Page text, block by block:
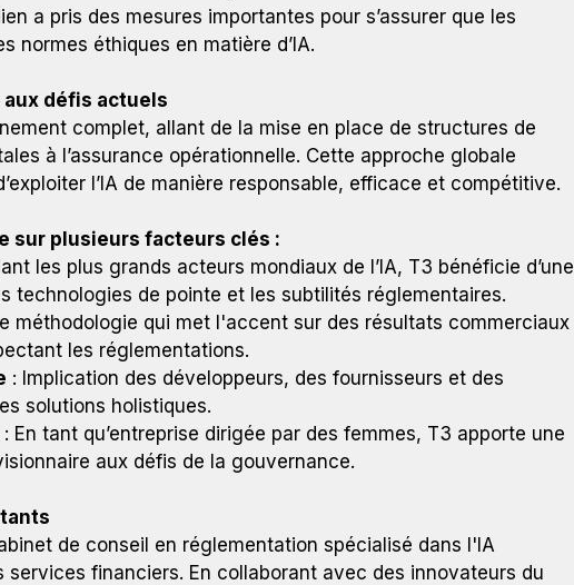
a pris des mesures importantes pour s’assurer que les
normes éthiques en matière d’IA.
défis actuels
complet, allant de la mise en place de structures de
à l’assurance opérationnelle. Cette approche globale
l’IA de manière responsable, efficace et compétitive.
sur plusieurs facteurs clés :
les plus grands acteurs mondiaux de l’IA, T3 bénéficie d’une
technologies de pointe et les subtilités réglementaires.
méthodologie qui met l'accent sur des résultats commerciaux
les réglementations.
: Implication des développeurs, des fournisseurs et des
solutions holistiques.
: En tant qu’entreprise dirigée par des femmes, T3 apporte une
aux défis de la gouvernance.
de conseil en réglementation spécialisé dans l'IA
services financiers. En collaborant avec des innovateurs du